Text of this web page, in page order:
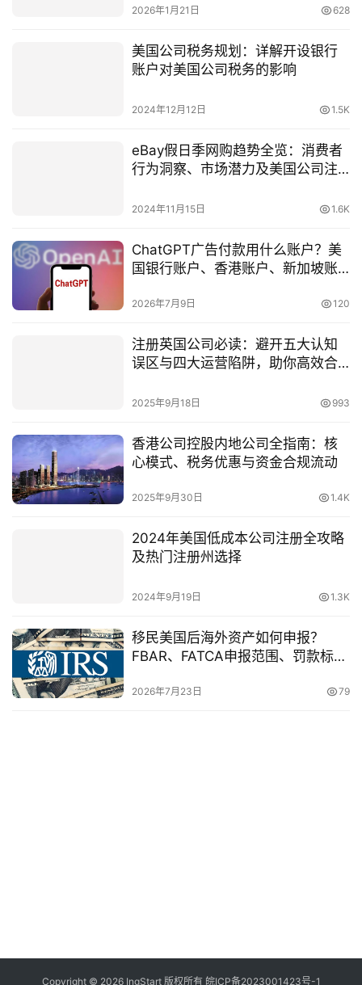
2026年1月21日 628
美国公司税务规划：详解开设银行
账户对美国公司税务的影响
2024年12月12日 1.5K
eBay假日季网购趋势全览：消费者
行为洞察、市场潜力及美国公司注
2024年11月15日 1.6K
ChatGPT广告付款用什么账户？美
国银行账户、香港账户、新加坡账
2026年7月9日 120
注册英国公司必读：避开五大认知
误区与四大运营陷阱，助你高效合
2025年9月18日 993
香港公司控股内地公司全指南：核
心模式、税务优惠与资金合规流动
2025年9月30日 1.4K
2024年美国低成本公司注册全攻略
及热门注册州选择
2024年9月19日 1.3K
移民美国后海外资产如何申报？
FBAR、FATCA申报范围、罚款标
2026年7月23日 79
Copyright © 2026 IngStart 版权所有 皖ICP备2023001423号-1